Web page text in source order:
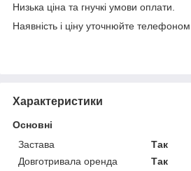
Низька ціна та гнучкі умови оплати.
Наявність і ціну уточнюйте телефоном.
Характеристики
Основні
Застава
Так
Довготривала оренда
Так